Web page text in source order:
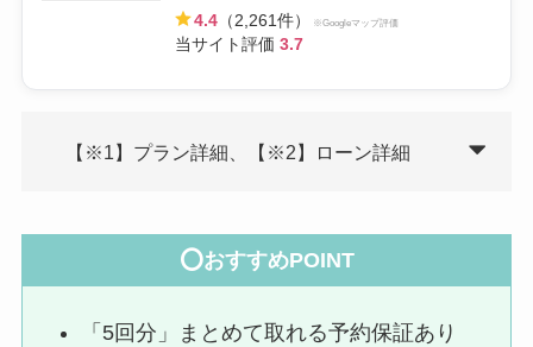
4.4（2,261件） ※Googleマップ評価
当サイト評価 3.7
【※1】プラン詳細、【※2】ローン詳細
⭕おすすめPOINT
「5回分」まとめて取れる予約保証あり